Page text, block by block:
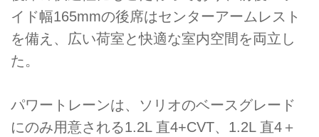
イド幅165mmの後席はセンターアームレスト
を備え、広い荷室と快適な室内空間を両立し
た。
パワートレーンは、ソリオのベースグレード
にのみ用意される1.2L 直4+CVT、1.2L 直4＋